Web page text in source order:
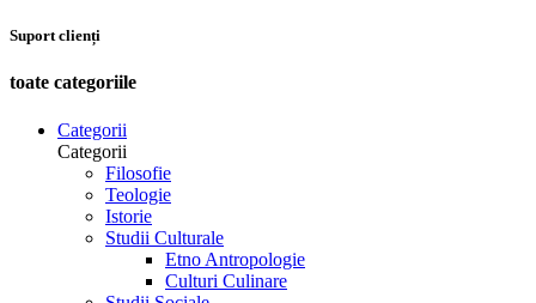
Suport clienți
toate categoriile
Categorii
Categorii
Filosofie
Teologie
Istorie
Studii Culturale
Etno Antropologie
Culturi Culinare